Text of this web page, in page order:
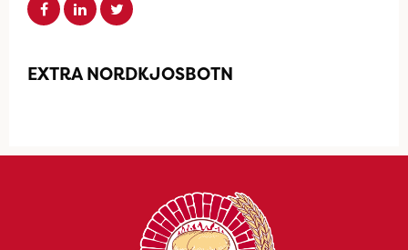
EXTRA NORDKJOSBOTN